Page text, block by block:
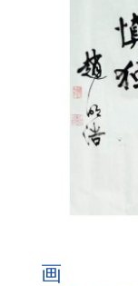
画